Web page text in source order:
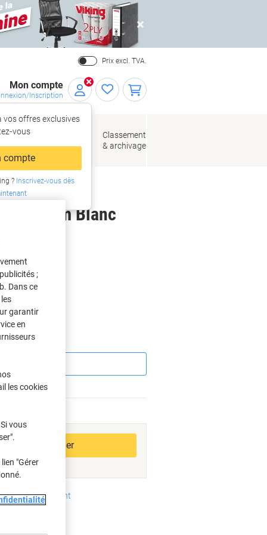
Close
Prix excl. TVA.
Mon compte
Inscription
vos offres exclusives
compte
?Inscrivez-vous dès
de bureau
Classement
& archivage
99,1 mm Blanc
Ajouter au panier
de paiement
;
Dans ce
garantir
en
les cookies
vous
"Gérer